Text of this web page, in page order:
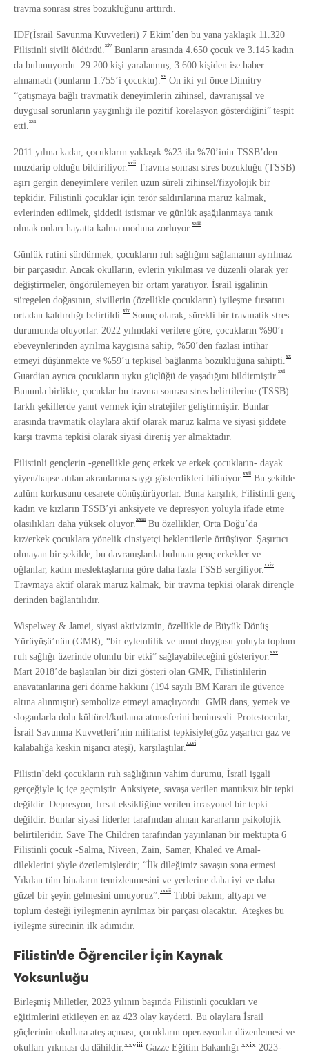
travma sonrası stres bozukluğunu arttırdı.
IDF(İsrail Savunma Kuvvetleri) 7 Ekim’den bu yana yaklaşık 11.320
Filistinli sivili öldürdü.xiv Bunların arasında 4.650 çocuk ve 3.145 kadın
da bulunuyordu. 29.200 kişi yaralanmış, 3.600 kişiden ise haber
alınamadı (bunların 1.755’i çocuktu).xv On iki yıl önce Dimitry
“çatışmaya bağlı travmatik deneyimlerin zihinsel, davranışsal ve
duygusal sorunların yaygınlığı ile pozitif korelasyon gösterdiğini” tespit
etti.xvi
2011 yılına kadar, çocukların yaklaşık %23 ila %70’inin TSSB’den
muzdarip olduğu bildiriliyor.xvii Travma sonrası stres bozukluğu (TSSB)
aşırı gergin deneyimlere verilen uzun süreli zihinsel/fizyolojik bir
tepkidir. Filistinli çocuklar için terör saldırılarına maruz kalmak,
evlerinden edilmek, şiddetli istismar ve günlük aşağılanmaya tanık
olmak onları hayatta kalma moduna zorluyor.xviii
Günlük rutini sürdürmek, çocukların ruh sağlığını sağlamanın ayrılmaz
bir parçasıdır. Ancak okulların, evlerin yıkılması ve düzenli olarak yer
değiştirmeler, öngörülemeyen bir ortam yaratıyor. İsrail işgalinin
süregelen doğasının, sivillerin (özellikle çocukların) iyileşme fırsatını
ortadan kaldırdığı belirtildi.xix Sonuç olarak, sürekli bir travmatik stres
durumunda oluyorlar. 2022 yılındaki verilere göre, çocukların %90’ı
ebeveynlerinden ayrılma kaygısına sahip, %50’den fazlası intihar
etmeyi düşünmekte ve %59’u tepkisel bağlanma bozukluğuna sahipti.xx
Guardian ayrıca çocukların uyku güçlüğü de yaşadığını bildirmiştir.xxi
Bununla birlikte, çocuklar bu travma sonrası stres belirtilerine (TSSB)
farklı şekillerde yanıt vermek için stratejiler geliştirmiştir. Bunlar
arasında travmatik olaylara aktif olarak maruz kalma ve siyasi şiddete
karşı travma tepkisi olarak siyasi direniş yer almaktadır.
Filistinli gençlerin -genellikle genç erkek ve erkek çocukların- dayak
yiyen/hapse atılan akranlarına saygı gösterdikleri biliniyor.xxii Bu şekilde
zulüm korkusunu cesarete dönüştürüyorlar. Buna karşılık, Filistinli genç
kadın ve kızların TSSB’yi anksiyete ve depresyon yoluyla ifade etme
olasılıkları daha yüksek oluyor.xxiii Bu özellikler, Orta Doğu’da
kız/erkek çocuklara yönelik cinsiyetçi beklentilerle örtüşüyor. Şaşırtıcı
olmayan bir şekilde, bu davranışlarda bulunan genç erkekler ve
oğlanlar, kadın meslektaşlarına göre daha fazla TSSB sergiliyor.xxiv
Travmaya aktif olarak maruz kalmak, bir travma tepkisi olarak dirençle
derinden bağlantılıdır.
Wispelwey & Jamei, siyasi aktivizmin, özellikle de Büyük Dönüş
Yürüyüşü’nün (GMR), “bir eylemlilik ve umut duygusu yoluyla toplum
ruh sağlığı üzerinde olumlu bir etki” sağlayabileceğini gösteriyor.xxv
Mart 2018’de başlatılan bir dizi gösteri olan GMR, Filistinlilerin
anavatanlarına geri dönme hakkını (194 sayılı BM Kararı ile güvence
altına alınmıştır) sembolize etmeyi amaçlıyordu. GMR dans, yemek ve
sloganlarla dolu kültürel/kutlama atmosferini benimsedi. Protestocular,
İsrail Savunma Kuvvetleri’nin militarist tepkisiyle(göz yaşartıcı gaz ve
kalabalığa keskin nişancı ateşi), karşılaştılar.xxvi
Filistin’deki çocukların ruh sağlığının vahim durumu, İsrail işgali
gerçeğiyle iç içe geçmiştir. Anksiyete, savaşa verilen mantıksız bir tepki
değildir. Depresyon, fırsat eksikliğine verilen irrasyonel bir tepki
değildir. Bunlar siyasi liderler tarafından alınan kararların psikolojik
belirtileridir. Save The Children tarafından yayınlanan bir mektupta 6
Filistinli çocuk -Salma, Niveen, Zain, Samer, Khaled ve Amal-
dileklerini şöyle özetlemişlerdir; “İlk dileğimiz savaşın sona ermesi…
Yıkılan tüm binaların temizlenmesini ve yerlerine daha iyi ve daha
güzel bir şeyin gelmesini umuyoruz”.xxvii Tıbbi bakım, altyapı ve
toplum desteği iyileşmenin ayrılmaz bir parçası olacaktır. Ateşkes bu
iyileşme sürecinin ilk adımıdır.
Filistin’de Öğrenciler İçin Kaynak
Yoksunluğu
Birleşmiş Milletler, 2023 yılının başında Filistinli çocukları ve
eğitimlerini etkileyen en az 423 olay kaydetti. Bu olaylara İsrail
güçlerinin okullara ateş açması, çocukların operasyonlar düzenlemesi ve
okulları yıkması da dâhildir.xxviii Gazze Eğitim Bakanlığı xxix 2023-